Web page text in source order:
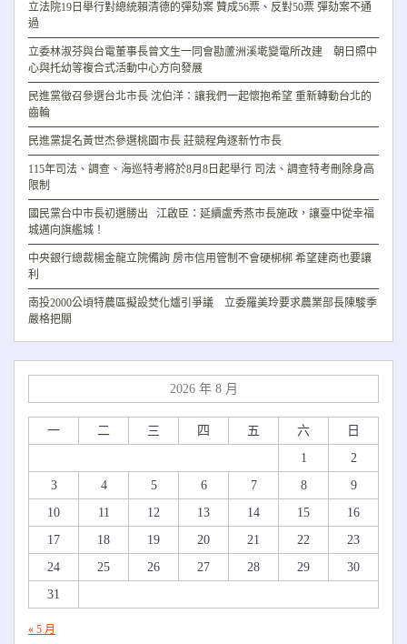
立法院19日舉行對總統賴清德的彈劾案 贊成56票、反對50票 彈劾案不通
過
立委林淑芬與台電董事長曾文生一同會勘蘆洲溪墘變電所改建 朝日照中
心與托幼等複合式活動中心方向發展
民進黨徵召參選台北市長 沈伯洋：讓我們一起懷抱希望 重新轉動台北的
齒輪
民進黨提名黃世杰參選桃園市長 莊競程角逐新竹市長
115年司法、調查、海巡特考將於8月8日起舉行 司法、調查特考刪除身高
限制
國民黨台中市長初選勝出 江啟臣：延續盧秀燕市長施政，讓臺中從幸福
城邁向旗艦城！
中央銀行總裁楊金龍立院備詢 房市信用管制不會硬梆梆 希望建商也要讓
利
南投2000公頃特農區擬設焚化爐引爭議 立委羅美玲要求農業部長陳駿季
嚴格把關
2026 年 8 月
一 二 三 四 五 六
日
1
2
3
4 5 6 7 8
9
10
11 12 13 14 15
16
17
18 19 20 21 22
23
24
25 26 27 28 29
30
31
« 5 月